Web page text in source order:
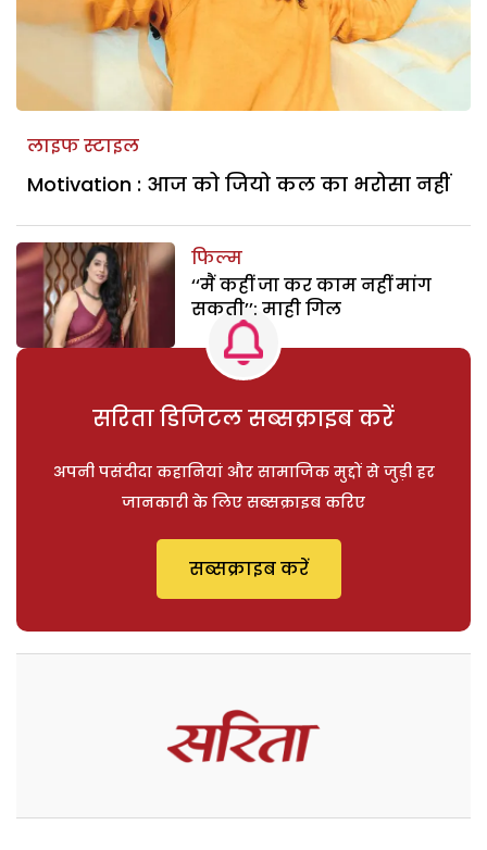
लाइफ स्टाइल
Motivation : आज को जियो कल का भरोसा नहीं
फिल्म
‘‘मैं कहीं जा कर काम नहीं मांग
सकती’’: माही गिल
सरिता डिजिटल सब्सक्राइब करें
अपनी पसंदीदा कहानियां और सामाजिक मुद्दों से जुड़ी हर
जानकारी के लिए सब्सक्राइब करिए
सब्सक्राइब करें